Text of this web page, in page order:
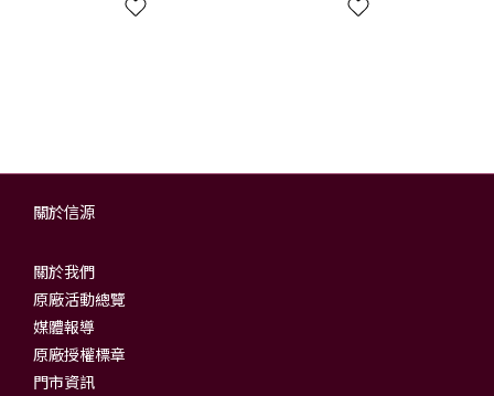
71NP)
關於信源
關於我們
原廠活動總覽
媒體報導
原廠授權標章
門市資訊